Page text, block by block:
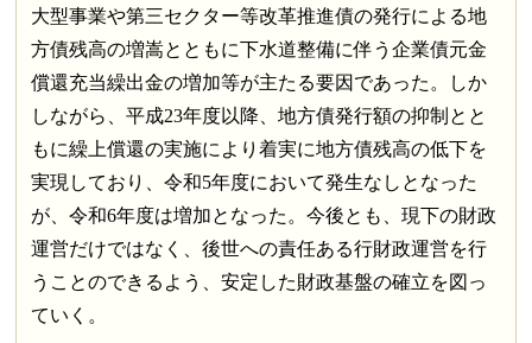
大型事業や第三セクター等改革推進債の発行による地
方債残高の増嵩とともに下水道整備に伴う企業債元金
償還充当繰出金の増加等が主たる要因であった。しか
しながら、平成23年度以降、地方債発行額の抑制とと
もに繰上償還の実施により着実に地方債残高の低下を
実現しており、令和5年度において発生なしとなった
が、令和6年度は増加となった。今後とも、現下の財政
運営だけではなく、後世への責任ある行財政運営を行
うことのできるよう、安定した財政基盤の確立を図っ
ていく。